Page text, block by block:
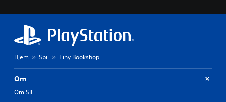
Hjem Spil Tiny Bookshop
Om
Om SIE